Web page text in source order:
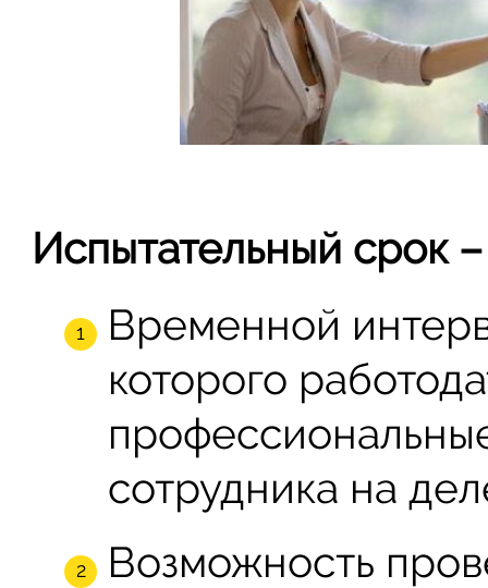
Испытательный срок –
Временной
которого
сотрудника на
Возможность